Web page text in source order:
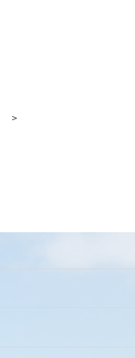
＞